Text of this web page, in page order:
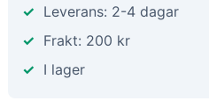
Leverans: 2-4 dagar
Frakt: 200 kr
I lager